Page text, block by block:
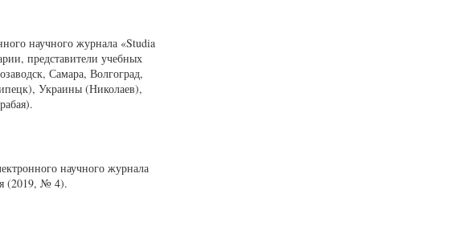
научного журнала «Studia
представители учебных
Самара, Волгоград,
Украины (Николаев),
научного журнала
(2019, № 4).